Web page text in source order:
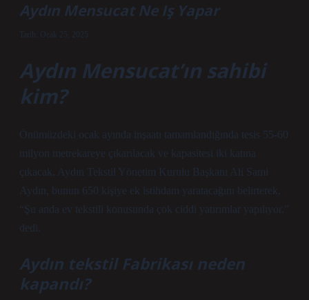
Aydın Mensucat Ne Iş Yapar
Tarih: Ocak 25, 2025
Aydın Mensucat’ın sahibi
kim?
Önümüzdeki ocak ayında inşaatı tamamlandığında tesis 55-60
milyon metrekareye çıkarılacak ve kapasitesi iki katına
çıkacak. Aydın Tekstil Yönetim Kurulu Başkanı Ali Sami
Aydın, bunun 650 kişiye ek istihdam yaratacağını belirterek,
“Şu anda ev tekstili konusunda çok ciddi yatırımlar yapılıyor.”
dedi.
Aydın tekstil Fabrikası neden
kapandı?